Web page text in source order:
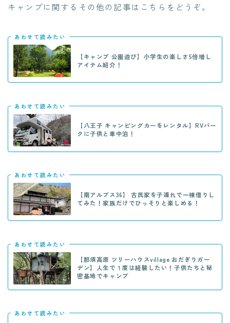
キャンプに関するその他の記事はこちらをどうぞ。
あわせて読みたい
【キャンプ 公園遊び】小学生の楽しさ5倍増し
アイテム紹介！
あわせて読みたい
【八王子 キャンピングカーをレンタル】RVパー
クに子供と車中泊！
あわせて読みたい
【南アルプス36】 古民家を子連れで一棟借りし
てみた！家族だけでひっそりと楽しめる！
あわせて読みたい
【那須高原 ツリーハウスvillage おだぎりガー
デン】人生で１度は経験したい！子供たちと秘
密基地でキャンプ
あわせて読みたい